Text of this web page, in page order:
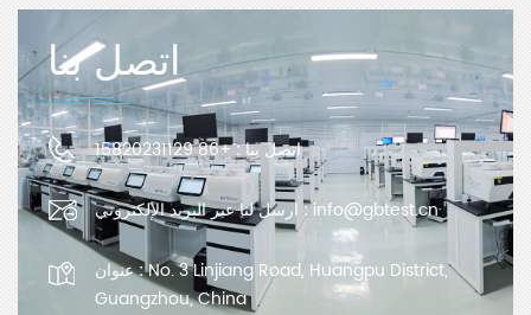
اتصل بنا
اتصل بنا :+86 15820231129
ارسل لنا عبر البريد الإلكتروني :info@gbtest.cn
عنوان :No. 3 Linjiang Road, Huangpu District,
Guangzhou, China